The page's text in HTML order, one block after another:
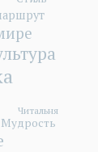
Читальня
Мудрость